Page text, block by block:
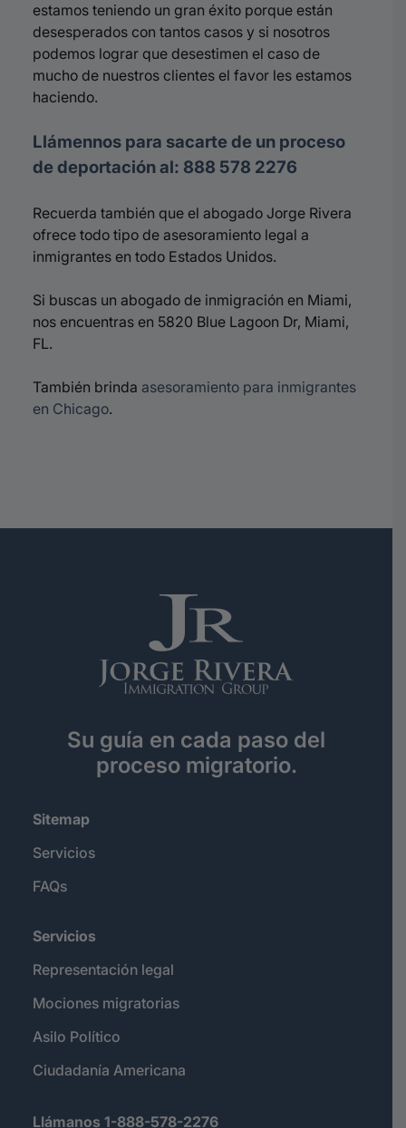
estamos teniendo un gran éxito porque están
desesperados con tantos casos y si nosotros
podemos lograr que desestimen el caso de
mucho de nuestros clientes el favor les estamos
haciendo.
Llámennos para sacarte de un proceso
de deportación al: 888 578 2276
Recuerda también que el abogado Jorge Rivera
ofrece todo tipo de asesoramiento legal a
inmigrantes en todo Estados Unidos.
Si buscas un abogado de inmigración en Miami,
nos encuentras en 5820 Blue Lagoon Dr, Miami,
FL.
También brinda asesoramiento para inmigrantes
en Chicago.
Su guía en cada paso del
proceso migratorio.
Sitemap
Servicios
FAQs
Servicios
Representación legal
Mociones migratorias
Asilo Político
Ciudadanía Americana
Llámanos 1-888-578-2276